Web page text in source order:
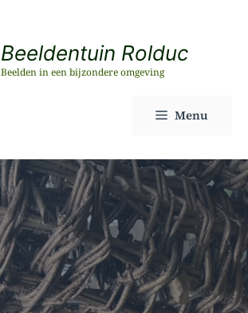
Beeldentuin Rolduc
Beelden in een bijzondere omgeving
Menu